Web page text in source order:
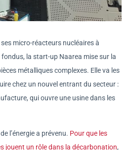
micro-réacteurs nucléaires à
la start-up Naarea mise sur la
métalliques complexes. Elle va les
chez un nouvel entrant du secteur :
qui ouvre une usine dans les
l’énergie a prévenu. Pour que les
jouent un rôle dans la décarbonation,